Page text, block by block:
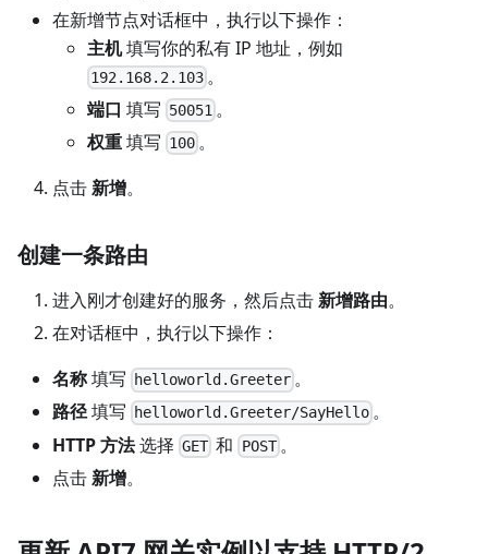
在新增节点对话框中，执行以下操作：
主机填写你的私有 IP 地址，例如
192.168.2.103 。
端口 填写 50051 。
权重填写 100 。
点击新增。
创建一条路由
进入刚才创建好的服务，然后点击新增路由。
在对话框中，执行以下操作：
名称填写 helloworld.Greeter 。
路径填写 helloworld.Greeter/SayHello 。
HTTP 方法选择 GET 和 POST。
点击新增。